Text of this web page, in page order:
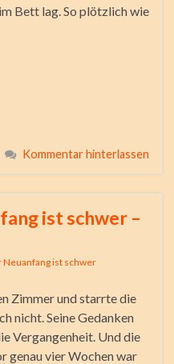
Bett lag. So plötzlich wie
Kommentar hinterlassen
ist schwer –
Neuanfang ist schwer
Zimmer und starrte die
nicht. Seine Gedanken
Vergangenheit. Und die
genau vier Wochen war